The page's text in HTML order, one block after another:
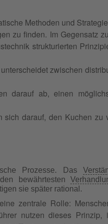
Methoden und
zu finden. Im Gegensatz
strukturierten
zwischen
darauf ab, einen
sich darauf, den Kuchen
Prozesse. Das
den bewährtesten
sie später rational.
zentrale Rolle:
nutzen dieses